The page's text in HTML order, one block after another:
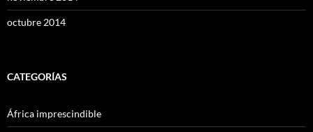
octubre 2014
CATEGORÍAS
África imprescindible